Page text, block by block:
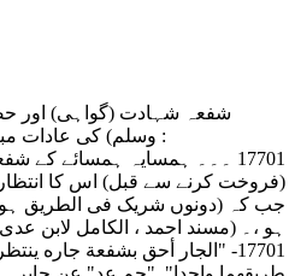
شفعہ شہادت (گواہی) اور
وسلم) کی عادات مبارکہ کتاب الشفعۃ من الاقوال :
17701 ۔۔۔ ہمسایہ ہمسائے کے
(فروخت کرنے سے قبل) اس کا
جب کہ (دونوں شریک فی الطریق
ہو ،۔ (مسند احمد ، الکامل لابن
17701- "الجار أحق بشفعة جاره